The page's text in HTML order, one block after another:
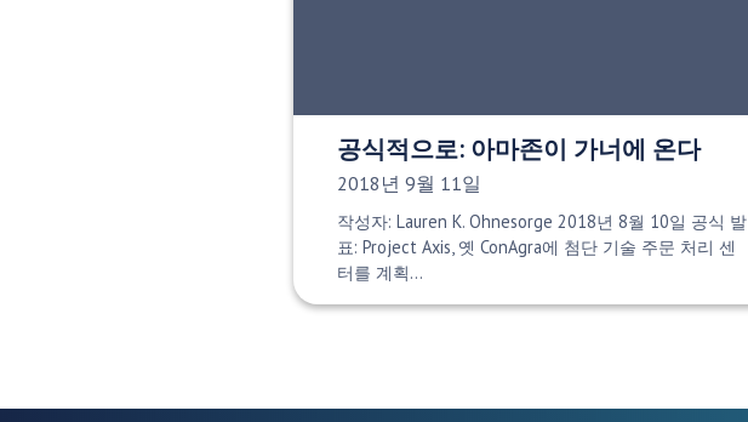
공식적으로: 아마존이 가너에 온다
게시 날짜:
2018년 9월 11일
작성자: Lauren K. Ohnesorge 2018년 8월 10일 공식 발
표: Project Axis, 옛 ConAgra에 첨단 기술 주문 처리 센
터를 계획…